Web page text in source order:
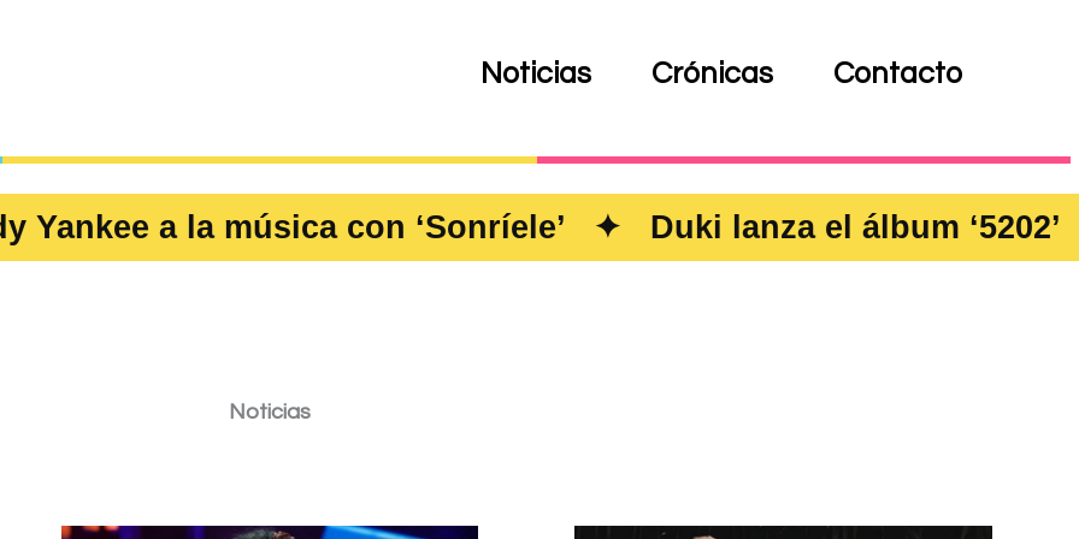
Noticias Crónicas Contacto
música con ‘Sonríele’ ✦ Duki lanza el álbum ‘5202’ ✦
Noticias